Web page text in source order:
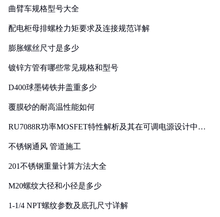
曲臂车规格型号大全
配电柜母排螺栓力矩要求及连接规范详解
膨胀螺丝尺寸是多少
镀锌方管有哪些常见规格和型号
D400球墨铸铁井盖重多少
覆膜砂的耐高温性能如何
RU7088R功率MOSFET特性解析及其在可调电源设计中的
不锈钢通风 管道施工
201不锈钢重量计算方法大全
M20螺纹大径和小径是多少
1-1/4 NPT螺纹参数及底孔尺寸详解